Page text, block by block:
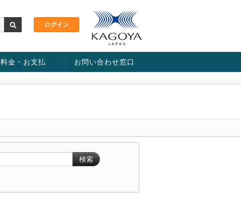
料金・お支払 お問い合わせ窓口
検索